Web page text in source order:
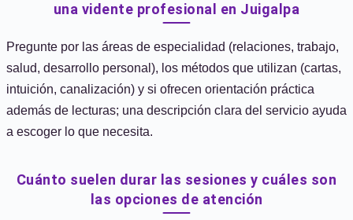
una vidente profesional en Juigalpa
Pregunte por las áreas de especialidad (relaciones, trabajo,
salud, desarrollo personal), los métodos que utilizan (cartas,
intuición, canalización) y si ofrecen orientación práctica
además de lecturas; una descripción clara del servicio ayuda
a escoger lo que necesita.
Cuánto suelen durar las sesiones y cuáles son
las opciones de atención